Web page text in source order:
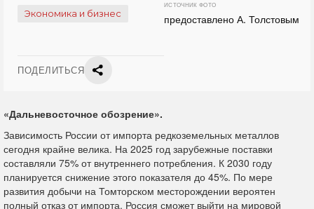
Экономика и бизнес
ИСТОЧНИК ФОТО
предоставлено А. Толстовым
ПОДЕЛИТЬСЯ
«Дальневосточное обозрение».
Зависимость России от импорта редкоземельных металлов
сегодня крайне велика. На 2025 год зарубежные поставки
составляли 75% от внутреннего потребления. К 2030 году
планируется снижение этого показателя до 45%. По мере
развития добычи на Томторском месторождении вероятен
полный отказ от импорта. Россия сможет выйти на мировой